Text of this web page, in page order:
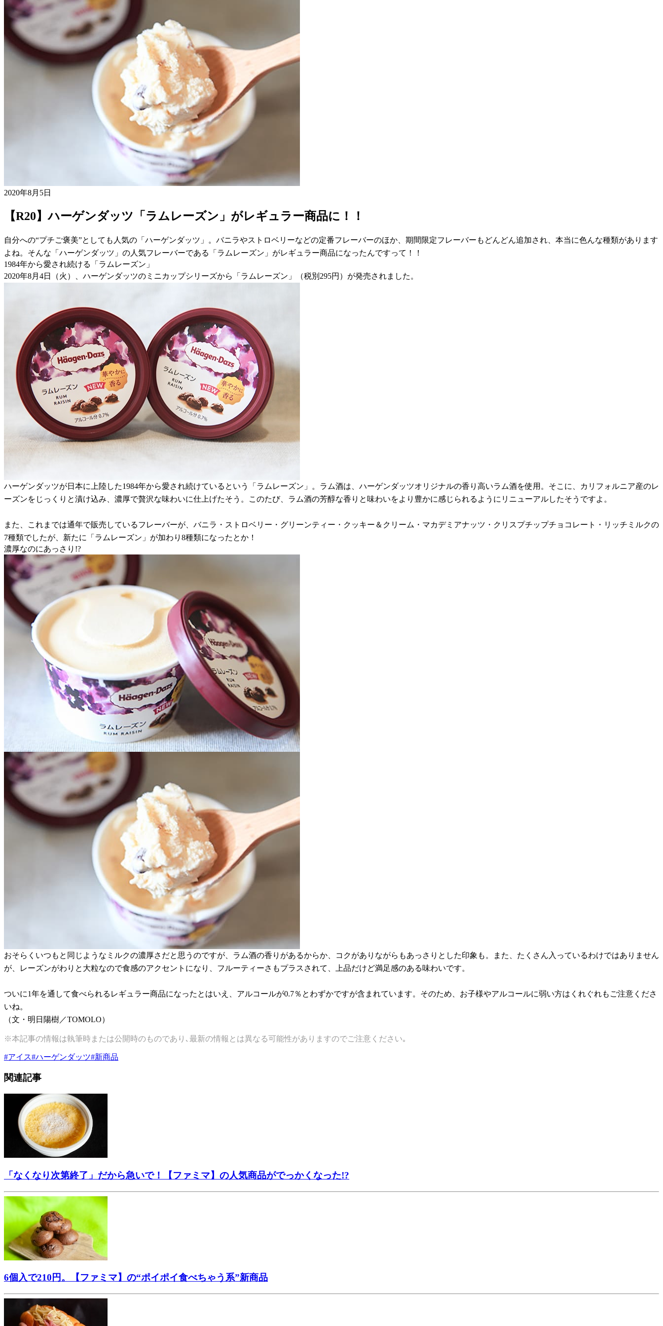
2020年8月5日
【R20】ハーゲンダッツ「ラムレーズン」がレギュラー商品に！！
自分への“プチご褒美”としても人気の「ハーゲンダッツ」。バニラやストロベリーなどの定番フレーバーのほか、期間限定フレーバーもどんどん追加され、本当に色んな種類があります
よね。そんな「ハーゲンダッツ」の人気フレーバーである「ラムレーズン」がレギュラー商品になったんですって！！
1984年から愛され続ける「ラムレーズン」
2020年8月4日（火）、ハーゲンダッツのミニカップシリーズから「ラムレーズン」（税別295円）が発売されました。
ハーゲンダッツが日本に上陸した1984年から愛され続けているという「ラムレーズン」。ラム酒は、ハーゲンダッツオリジナルの香り高いラム酒を使用。そこに、カリフォルニア産のレ
ーズンをじっくりと漬け込み、濃厚で贅沢な味わいに仕上げたそう。このたび、ラム酒の芳醇な香りと味わいをより豊かに感じられるようにリニューアルしたそうですよ。
また、これまでは通年で販売しているフレーバーが、バニラ・ストロベリー・グリーンティー・クッキー＆クリーム・マカデミアナッツ・クリスプチップチョコレート・リッチミルクの
7種類でしたが、新たに「ラムレーズン」が加わり8種類になったとか！
濃厚なのにあっさり!?
おそらくいつもと同じようなミルクの濃厚さだと思うのですが、ラム酒の香りがあるからか、コクがありながらもあっさりとした印象も。また、たくさん入っているわけではありません
が、レーズンがわりと大粒なので食感のアクセントになり、フルーティーさもプラスされて、上品だけど満足感のある味わいです。
ついに1年を通して食べられるレギュラー商品になったとはいえ、アルコールが0.7％とわずかですが含まれています。そのため、お子様やアルコールに弱い方はくれぐれもご注意くださ
いね。
（文・明日陽樹／TOMOLO）
※本記事の情報は執筆時または公開時のものであり､最新の情報とは異なる可能性がありますのでご注意ください｡
#アイス#ハーゲンダッツ#新商品
関連記事
「なくなり次第終了」だから急いで！【ファミマ】の人気商品がでっかくなった!?
6個入で210円。【ファミマ】の“ポイポイ食べちゃう系”新商品